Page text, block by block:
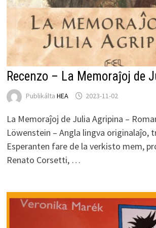
Recenzo – La Memoraĵoj de
Publikálta HEA 2023-11-02
La Memoraĵoj de Julia Agripina –
Löwenstein – Angla lingva originalaĵo,
Esperanten fare de la verkisto mem,
Renato Corsetti, …